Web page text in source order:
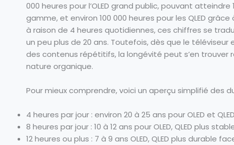
000 heures pour l’OLED grand public, pouvant
gamme, et environ 100 000 heures pour les QLED
à raison de 4 heures quotidiennes, ces chiffres se
un peu plus de 20 ans. Toutefois, dès que le
des contenus répétitifs, la longévité peut s’en trouver
nature organique.
Pour mieux comprendre, voici un aperçu simplifié des
4 heures par jour : environ 20 à 25 ans pour OLED et QLED
8 heures par jour : 10 à 12 ans pour OLED, QLED plus
12 heures ou plus : 7 à 9 ans OLED, QLED plus durable